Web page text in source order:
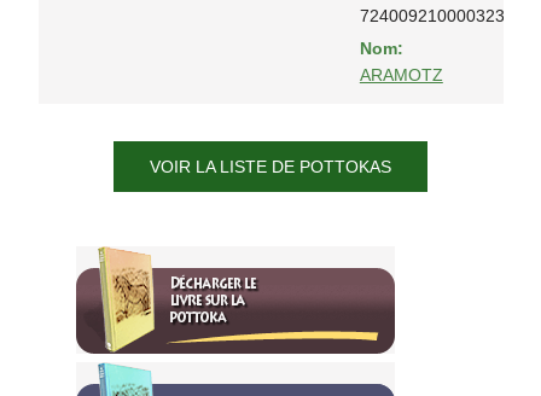
724009210000323
Nom:
ARAMOTZ
VOIR LA LISTE DE POTTOKAS